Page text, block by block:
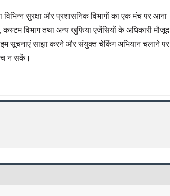
सुरक्षा और प्रशासनिक विभागों का एक मंच पर आना
विभाग तथा अन्य खुफिया एजेंसियों के अधिकारी मौजूद
सूचनाएं साझा करने और संयुक्त चेकिंग अभियान चलाने पर
न सकें।